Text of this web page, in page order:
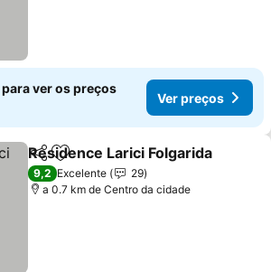
ver os preços
Ver preços
PartilharAdicionar aos favoritos
Residence Larici Folgarida
9,2 Excelente
29
a 0.7 km de Centro da cidade